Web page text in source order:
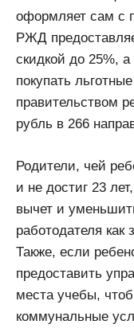
оформляет сам с
РЖД
скидкой до 25%,
покупать
правительством
рубль в 266
Родители, чей
и не достиг 23
вычет и
работодателя как
Также, если
предоставить
места учебы,
коммунальные